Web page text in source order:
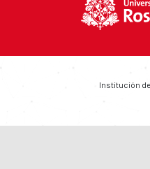
Institución